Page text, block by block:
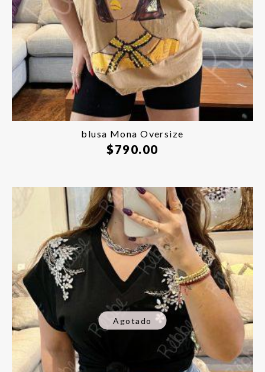
blusa Mona Oversize
$790.00
Agotado